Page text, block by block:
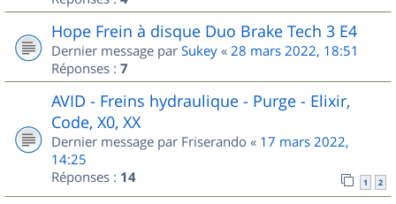
Hope Frein à disque Duo Brake Tech 3 E4
Dernier message par Sukey « 28 mars 2022, 18:51
Réponses : 7
AVID - Freins hydraulique - Purge - Elixir,
Code, X0, XX
Dernier message par Friserando « 17 mars 2022,
14:25
Réponses : 14 1 2